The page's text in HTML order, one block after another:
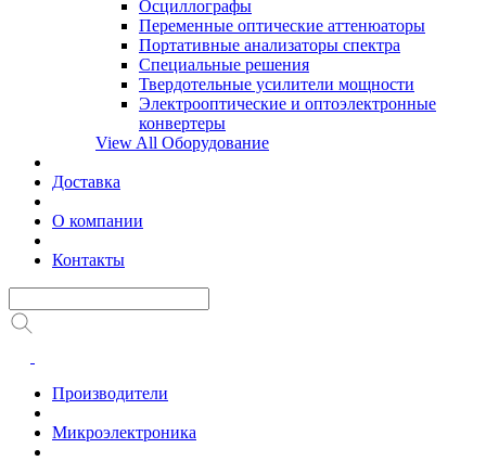
Осциллографы
Переменные оптические аттенюаторы
Портативные анализаторы спектра
Специальные решения
Твердотельные усилители мощности
Электрооптические и оптоэлектронные
конвертеры
View All Оборудование
Доставка
О компании
Контакты
Производители
Микроэлектроника